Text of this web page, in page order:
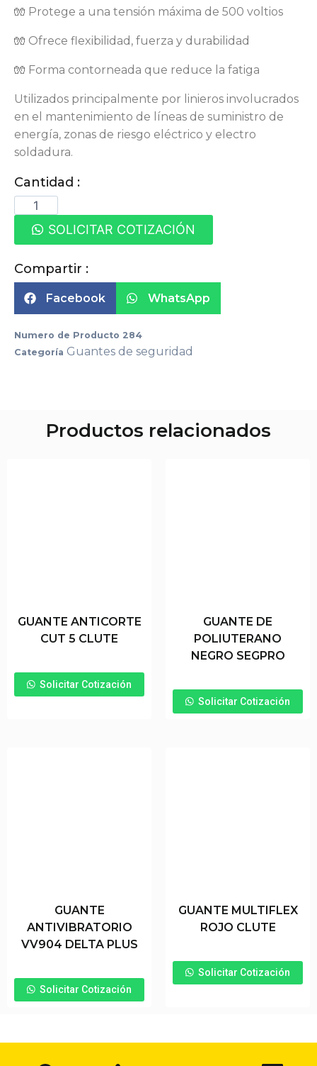
🧤 Protege a una tensión máxima de 500 voltios
🧤 Ofrece flexibilidad, fuerza y durabilidad
🧤 Forma contorneada que reduce la fatiga
Utilizados principalmente por linieros involucrados
en el mantenimiento de líneas de suministro de
energía, zonas de riesgo eléctrico y electro
soldadura.
Cantidad :
SOLICITAR COTIZACIÓN
Compartir :
Facebook WhatsApp
Numero de Producto 284
Categoría Guantes de seguridad
Productos relacionados
GUANTE ANTICORTE
CUT 5 CLUTE
Solicitar Cotización
GUANTE DE
POLIUTERANO
NEGRO SEGPRO
Solicitar Cotización
GUANTE
ANTIVIBRATORIO
VV904 DELTA PLUS
Solicitar Cotización
GUANTE MULTIFLEX
ROJO CLUTE
Solicitar Cotización